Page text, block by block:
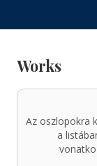
Works
Az oszlopokra
a